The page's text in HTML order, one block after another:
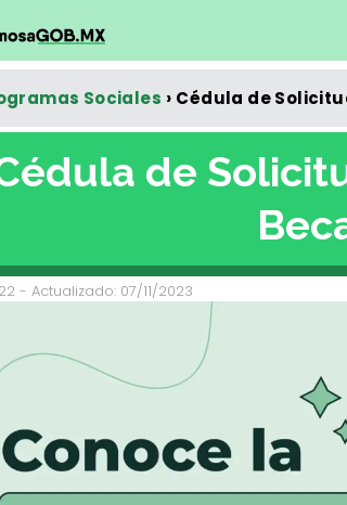
Sociales Cédula de
de
- Actualizado: 07/11/2023